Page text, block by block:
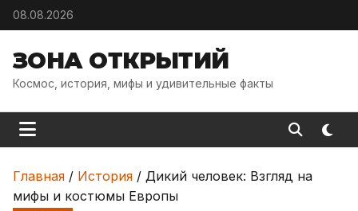
Skip to content
08.08.2026
ЗОНА ОТКРЫТИЙ
Космос, история, мифы и удивительные факты
Главная / История / Дикий человек: Взгляд на
мифы и костюмы Европы